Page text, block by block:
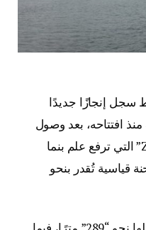
سجل إنجازًا جديدًا
منذ افتتاحه، بعد وصول
سفينة الصب الجاف “ZHI DA 88” التي ترفع علم بنما
قياسية تُقدر بنحو